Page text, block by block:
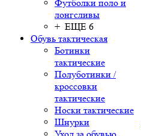
Футболки поло и
лонгсливы
+ ЕЩЕ 6
Обувь тактическая
Ботинки
тактические
Полуботинки /
кроссовки
тактические
Носки тактические
Шнурки